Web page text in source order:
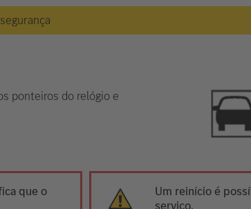
ponteiros do relógio e
que o
Um reinício é